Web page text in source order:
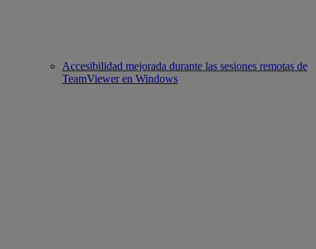
Accesibilidad mejorada durante las sesiones remotas de
TeamViewer en Windows